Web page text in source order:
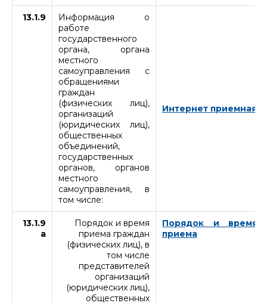
13.1.9
Информация о
работе
государственного
органа, органа
местного
самоуправления с
обращениями
граждан
(физических лиц),
организаций
(юридических лиц),
общественных
объединений,
государственных
органов, органов
местного
самоуправления, в
том числе:
Интернет приемная
13.1.9
а
Порядок и время
приема граждан
(физических лиц), в
том числе
представителей
организаций
(юридических лиц),
общественных
Порядок и время
приема